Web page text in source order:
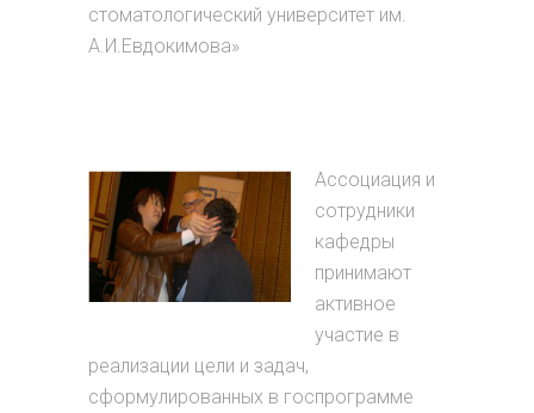
стоматологический университет им.
А.И.Евдокимова»
Ассоциация и
сотрудники
кафедры
принимают
активное
участие в
реализации цели и задач,
сформулированных в госпрограмме